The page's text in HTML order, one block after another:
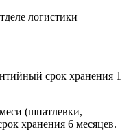
логистики
срок хранения 1
(шпатлевки,
хранения 6 месяцев.